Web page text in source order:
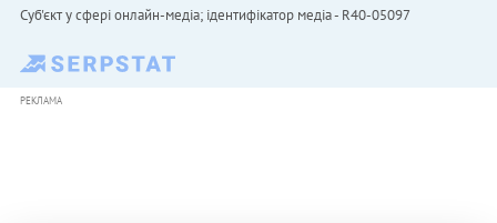
Cуб'єкт у сфері онлайн-медіа; ідентифікатор медіа - R40-05097
РЕКЛАМА